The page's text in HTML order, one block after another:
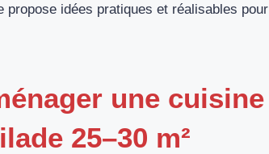
idées pratiques et réalisables pour
une cuisine
25–30 m²